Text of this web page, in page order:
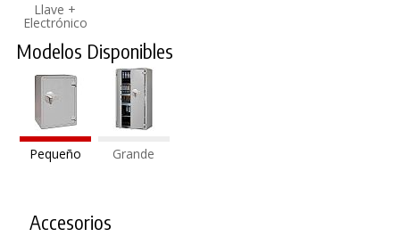
Llave +
Electrónico
Modelos Disponibles
Pequeño Grande
Accesorios